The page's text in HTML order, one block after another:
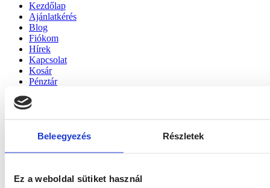
Beleegyezés Részletek
Ez a weboldal sütiket használ
Kezdőlap
Ajánlatkérés
Blog
Fiókom
Hírek
Kapcsolat
Kosár
Pénztár
Szolgáltatásaink